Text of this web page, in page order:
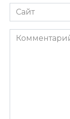
Сайт
Комментарий